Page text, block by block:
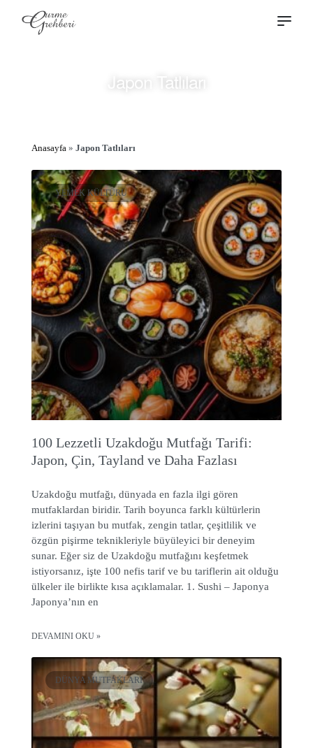
Japon Tatlıları
Anasayfa » Japon Tatlıları
YEMEK KÜLTÜRÜ
100 Lezzetli Uzakdoğu Mutfağı Tarifi:
Japon, Çin, Tayland ve Daha Fazlası
Uzakdoğu mutfağı, dünyada en fazla ilgi gören
mutfaklardan biridir. Tarih boyunca farklı kültürlerin
izlerini taşıyan bu mutfak, zengin tatlar, çeşitlilik ve
özgün pişirme teknikleriyle büyüleyici bir deneyim
sunar. Eğer siz de Uzakdoğu mutfağını keşfetmek
istiyorsanız, işte 100 nefis tarif ve bu tariflerin ait olduğu
ülkeler ile birlikte kısa açıklamalar. 1. Sushi – Japonya
Japonya’nın en
DEVAMINI OKU »
DÜNYA MUTFAKLARI